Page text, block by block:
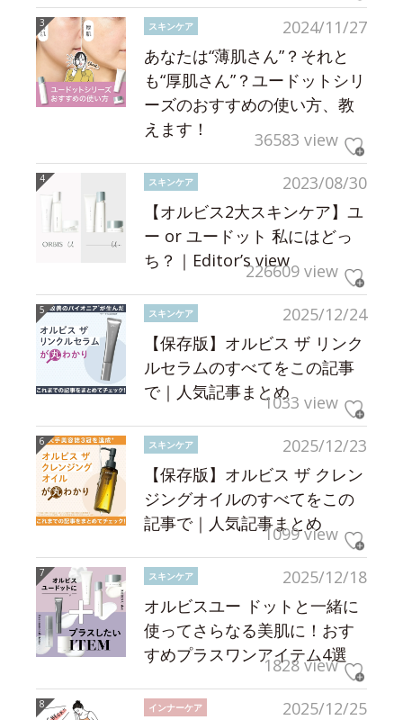
2024/11/27
スキンケア
あなたは“薄肌さん”？それと
も“厚肌さん”？ユードットシリ
ーズのおすすめの使い方、教
えます！
36583 view
2023/08/30
スキンケア
【オルビス2大スキンケア】ユ
ー or ユードット 私にはどっ
ち？｜Editor’s view226609 view
2025/12/24
スキンケア
【保存版】オルビス ザ リンク
ルセラムのすべてをこの記事
で｜人気記事まとめ1033 view
2025/12/23
スキンケア
【保存版】オルビス ザ クレン
ジングオイルのすべてをこの
記事で｜人気記事まとめ
1099 view
2025/12/18
スキンケア
オルビスユー ドットと一緒に
使ってさらなる美肌に！おす
すめプラスワンアイテム4選
1828 view
2025/12/25
インナーケア